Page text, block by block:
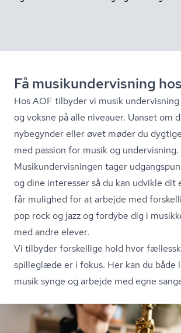
Få mu­si­kun­der­vis­ning
Hos AOF tilbyder vi musik
og voksne på alle niveauer. Uanset om
nybegynder eller øvet møder du
med passion for musik og undervisning.
Mu­si­kun­der­vis­nin­gen tager
og dine interesser så du kan udvikle dit
får mulighed for at arbejde med
pop rock og jazz og fordybe dig i
med andre elever.
Vi tilbyder forskellige hold hvor
spilleglæde er i fokus. Her kan du både
musik synge og arbejde med egne